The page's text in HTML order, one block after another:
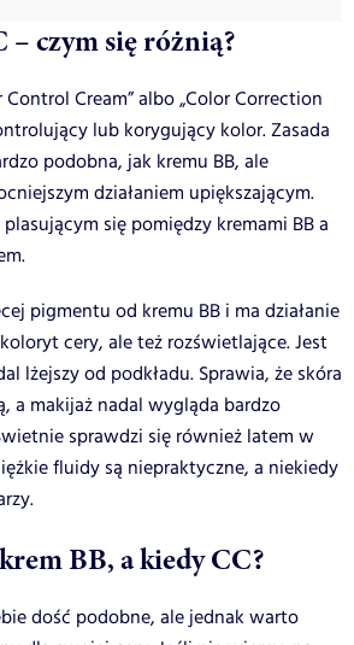
– czym się różnią?
Cream” albo „Color Correction
lub korygujący kolor. Zasada
podobna, jak kremu BB, ale
działaniem upiększającym.
się pomiędzy kremami BB a
pigmentu od kremu BB i ma działanie
cery, ale też rozświetlające. Jest
lżejszy od podkładu. Sprawia, że skóra
a makijaż nadal wygląda bardzo
sprawdzi się również latem w
fluidy są niepraktyczne, a niekiedy
BB, a kiedy CC?
dość podobne, ale jednak warto